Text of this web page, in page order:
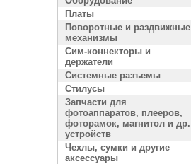
Платы
Поворотные и раздвижные
механизмы
Сим-коннекторы и
держатели
Системные разъемы
Стилусы
Запчасти для
фотоаппаратов, плееров,
фоторамок, магнитол и др.
устройств
Чехлы, сумки и другие
аксессуары